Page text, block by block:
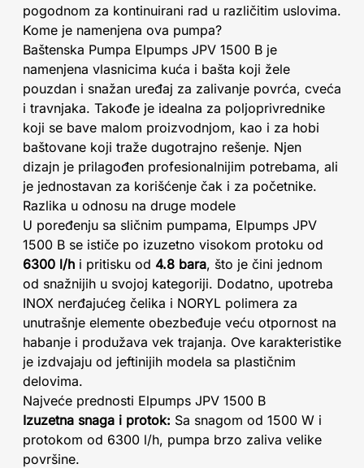
pogodnom za kontinuirani rad u različitim uslovima.
Kome je namenjena ova pumpa?
Baštenska Pumpa Elpumps JPV 1500 B je
namenjena vlasnicima kuća i bašta koji žele
pouzdan i snažan uređaj za zalivanje povrća, cveća
i travnjaka. Takođe je idealna za poljoprivrednike
koji se bave malom proizvodnjom, kao i za hobi
baštovane koji traže dugotrajno rešenje. Njen
dizajn je prilagođen profesionalnijim potrebama, ali
je jednostavan za korišćenje čak i za početnike.
Razlika u odnosu na druge modele
U poređenju sa sličnim pumpama, Elpumps JPV
1500 B se ističe po izuzetno visokom protoku od
6300 l/h i pritisku od 4.8 bara, što je čini jednom
od snažnijih u svojoj kategoriji. Dodatno, upotreba
INOX nerđajućeg čelika i NORYL polimera za
unutrašnje elemente obezbeđuje veću otpornost na
habanje i produžava vek trajanja. Ove karakteristike
je izdvajaju od jeftinijih modela sa plastičnim
delovima.
Najveće prednosti Elpumps JPV 1500 B
Izuzetna snaga i protok: Sa snagom od 1500 W i
protokom od 6300 l/h, pumpa brzo zaliva velike
površine.